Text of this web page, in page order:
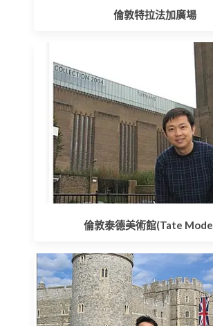
倫敦特拉法加廣場
倫敦泰德美術館(Tate